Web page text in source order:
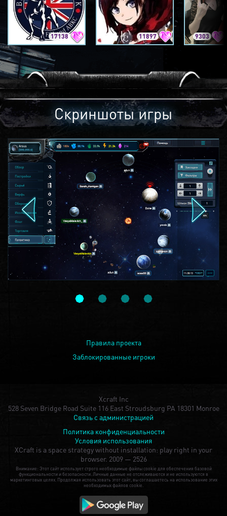
17138 11897 9303
Скриншоты игры
Правила проекта
Заблокированные игроки
Xcraft Inc
528 Seven Bridge Road Suite 116 East Stroudsburg PA 18301 Monroe
Связь с администрацией
Политика конфиденциальности
Условия использования
XCraft is a space strategy without installation: play right in your
browser. 2009 — 2526
Внимание: Этот сайт использует строго необходимые файлы cookie для обеспечения базовой
функциональности и безопасности. Личные данные не отслеживаются и не используются в
маркетинговых целях. Продолжая использовать этот сайт, вы соглашаетесь на использование этих
необходимых файлов cookie.